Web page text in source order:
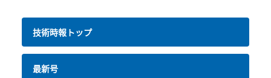
技術時報トップ
最新号